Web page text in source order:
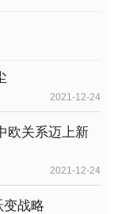
2021-12-24
欧关系迈上新
2021-12-24
变战略